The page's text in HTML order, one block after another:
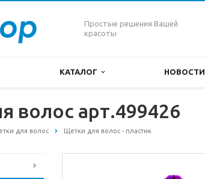
Простые решения Вашей
красоты
КАТАЛОГ НОВОСТИ
волос арт.499426
для волос Щетки для волос - пластик